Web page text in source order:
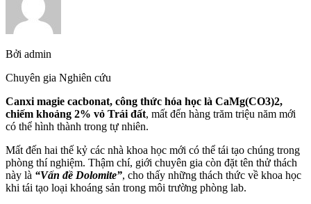
Bởi admin
Chuyên gia Nghiên cứu
Canxi magie cacbonat, công thức hóa học là CaMg(CO3)2,
chiếm khoảng 2% vỏ Trái đất, mất đến hàng trăm triệu năm mới
có thể hình thành trong tự nhiên.
Mất đến hai thế kỷ các nhà khoa học mới có thể tái tạo chúng trong
phòng thí nghiệm. Thậm chí, giới chuyên gia còn đặt tên thử thách
này là “Vấn đề Dolomite”, cho thấy những thách thức về khoa học
khi tái tạo loại khoáng sản trong môi trường phòng lab.